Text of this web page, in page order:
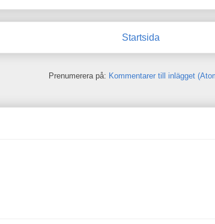
Startsida
Prenumerera på: Kommentarer till inlägget